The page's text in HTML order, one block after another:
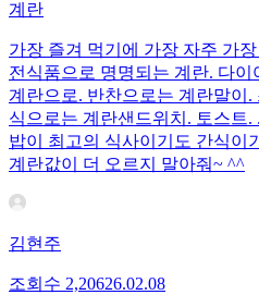
계란
가장 즐겨 먹기에 가장 자주 가
전식품으로 명명되는 계란. 다
계란으로. 반찬으로는 계란말이
식으로는 계란샌드위치. 토스트
밥이 최고의 식사이기도 간식이
계란값이 더 오르지 말아줘~ ^^
김현주
조회수 2,20626.02.08